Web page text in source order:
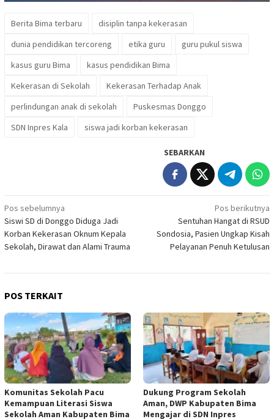
Berita Bima terbaru
disiplin tanpa kekerasan
dunia pendidikan tercoreng
etika guru
guru pukul siswa
kasus guru Bima
kasus pendidikan Bima
Kekerasan di Sekolah
Kekerasan Terhadap Anak
perlindungan anak di sekolah
Puskesmas Donggo
SDN Inpres Kala
siswa jadi korban kekerasan
SEBARKAN
Navigasi
pos
Pos sebelumnya
Siswi SD di Donggo Diduga Jadi
Korban Kekerasan Oknum Kepala
Sekolah, Dirawat dan Alami Trauma
Pos berikutnya
Sentuhan Hangat di RSUD
Sondosia, Pasien Ungkap Kisah
Pelayanan Penuh Ketulusan
POS TERKAIT
Komunitas Sekolah Pacu
Kemampuan Literasi Siswa
Sekolah Aman Kabupaten Bima
Dukung Program Sekolah
Aman, DWP Kabupaten Bima
Mengajar di SDN Inpres